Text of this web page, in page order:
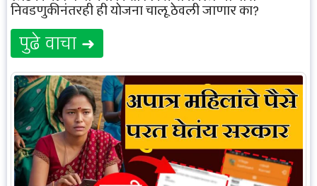
निवडणुकीनंतरही ही योजना चालू ठेवली जाणार का?
पुढे वाचा ➜